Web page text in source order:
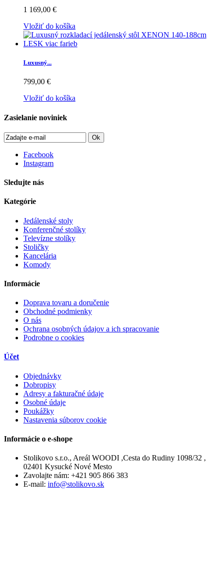
1 169,00 €
Vložiť do košíka
Luxusný...
799,00 €
Vložiť do košíka
Zasielanie noviniek
Ok
Facebook
Instagram
Sledujte nás
Kategórie
Jedálenské stoly
Konferenčné stolíky
Televízne stolíky
Stoličky
Kancelária
Komody
Informácie
Doprava tovaru a doručenie
Obchodné podmienky
O nás
Ochrana osobných údajov a ich spracovanie
Podrobne o cookies
Účet
Objednávky
Dobropisy
Adresy a fakturačné údaje
Osobné údaje
Poukážky
Nastavenia súborov cookie
Informácie o e-shope
Stolikovo s.r.o., Areál WOODI ,Cesta do Rudiny 1098/32 ,
02401 Kysucké Nové Mesto
Zavolajte nám: +421 905 866 383
E-mail: info@stolikovo.sk